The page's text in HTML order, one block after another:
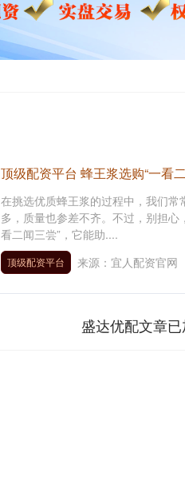
顶级配资平台 蜂王浆选购“一看
在挑选优质蜂王浆的过程中，我们
多，质量也参差不齐。不过，别担
看二闻三尝”，它能助....
顶级配资平台 来源：宜人配资官网
盛达优配文章